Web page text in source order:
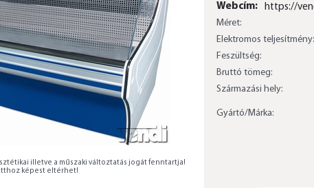
illetve a műszaki változtatás jogát fenntartja!
képest eltérhet!
Webcím:
https://
Méret:
Elektromos teljesítmény:
Feszültség:
Bruttó tömeg:
Származási hely:
Gyártó/Márka: